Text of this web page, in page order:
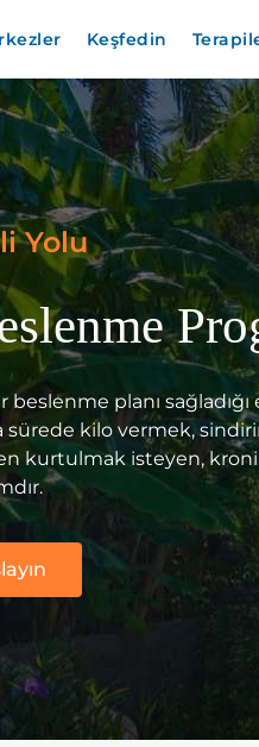
Keşfedin
Yolu
planı sağladığı
sürede kilo vermek,
kurtulmak isteyen,